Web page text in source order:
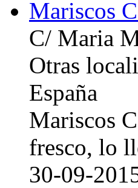
Mariscos
C/ Maria
Otras
España
Mariscos
fresco, lo
30-09-